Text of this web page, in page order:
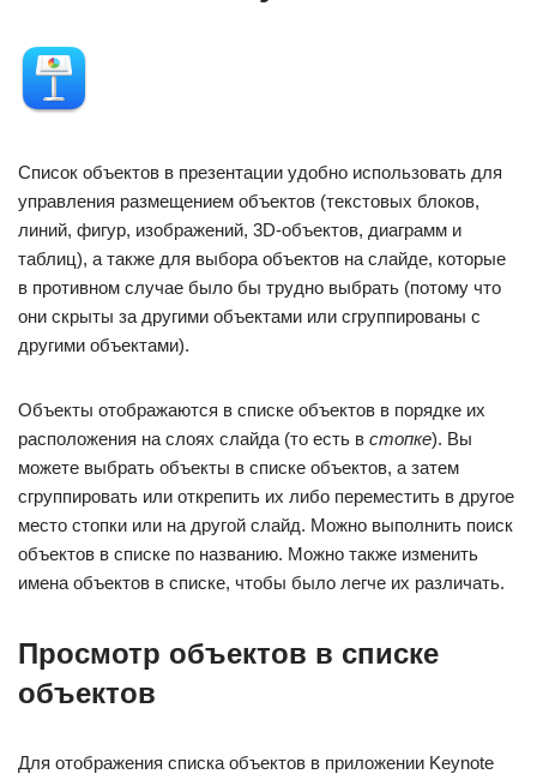
Список объектов в презентации удобно использовать для
управления размещением объектов (текстовых блоков,
линий, фигур, изображений, 3D-объектов, диаграмм и
таблиц), а также для выбора объектов на слайде, которые
в противном случае было бы трудно выбрать (потому что
они скрыты за другими объектами или сгруппированы с
другими объектами).
Объекты отображаются в списке объектов в порядке их
расположения на слоях слайда (то есть в стопке). Вы
можете выбрать объекты в списке объектов, а затем
сгруппировать или открепить их либо переместить в другое
место стопки или на другой слайд. Можно выполнить поиск
объектов в списке по названию. Можно также изменить
имена объектов в списке, чтобы было легче их различать.
Просмотр объектов в списке
объектов
Для отображения списка объектов в приложении Keynote